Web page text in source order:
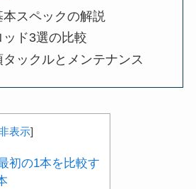
スペックの解説
ド3選の比較
ックルとメンテナンス
表示]
初の1本を比較す